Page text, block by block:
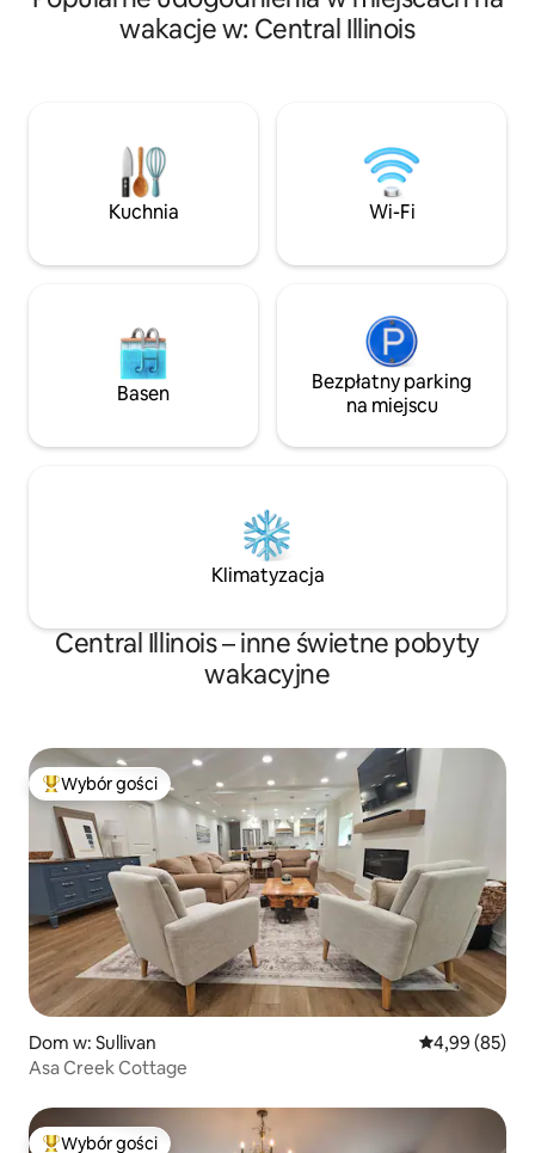
chwilę na relaks na werandzie
w wygodnych krzesłach Adirondack
podróżujących samotnie, które chcą
poczuć więź z naturą. Jest to idealne,
spokojne miejsce na pobyt z puponami.
udogodnieniami
komfortowy
wanną do kąpieli
(kwiecień-
hobbystycznej.
Audrey's Abode,
pobieramy
wakacje w: Central Illinois
Kuchnia Wi-Fi
Basen
Bezpłatny parking
na miejscu
Klimatyzacja
Central Illinois – inne świetne pobyty
wakacyjne
Najpopularniejsze z kategorii Wybór gości
Wybór gości
Dom w: Sullivan Średnia
4,99 (85)
Asa Creek Cottage
Wybór gości